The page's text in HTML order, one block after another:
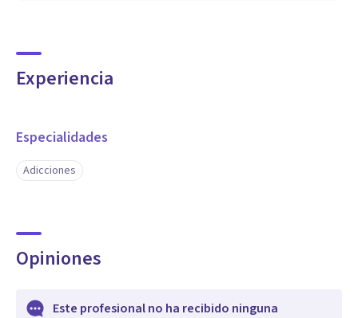
Experiencia
Especialidades
Adicciones
Opiniones
Este profesional no ha recibido ninguna